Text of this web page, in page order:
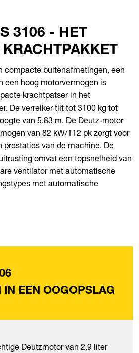
3106 - HET
compacte buitenafmetingen, een
een hoog motorvermogen is
krachtpatser in het
De verreiker tilt tot 3100 kg tot
van 5,83 m. De Deutz-motor
van 82 kW/112 pk zorgt voor
prestaties van de machine. De
omvat een topsnelheid van
ventilator met automatische
met automatische
IN EEN OOGOPSLAG
Deutzmotor van 2,9 liter